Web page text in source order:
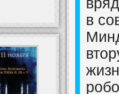
в